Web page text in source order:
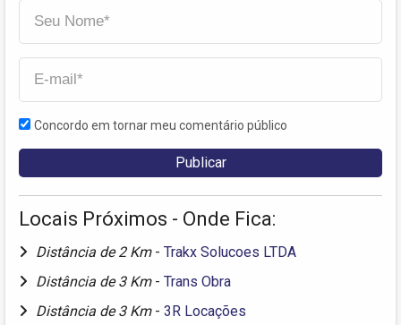
Concordo em tornar meu comentário público
Locais Próximos - Onde Fica:
Distância de 2 Km - Trakx Solucoes LTDA
Distância de 3 Km - Trans Obra
Distância de 3 Km - 3R Locações